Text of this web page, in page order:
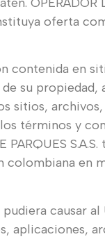
oferta
contenida en
su
sitios,
los términos y
PARQUES
en
causar
aplicaciones,